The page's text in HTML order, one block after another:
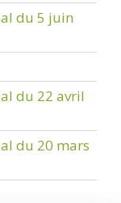
du 5 juin
du 22 avril
du 20 mars